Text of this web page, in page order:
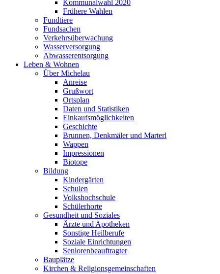
Kommunalwahl 2020
Frühere Wahlen
Fundtiere
Fundsachen
Verkehrsüberwachung
Wasserversorgung
Abwasserentsorgung
Leben & Wohnen
Über Michelau
Anreise
Grußwort
Ortsplan
Daten und Statistiken
Einkaufsmöglichkeiten
Geschichte
Brunnen, Denkmäler und Marterl
Wappen
Impressionen
Biotope
Bildung
Kindergärten
Schulen
Volkshochschule
Schülerhorte
Gesundheit und Soziales
Ärzte und Apotheken
Sonstige Heilberufe
Soziale Einrichtungen
Seniorenbeauftragter
Bauplätze
Kirchen & Religionsgemeinschaften